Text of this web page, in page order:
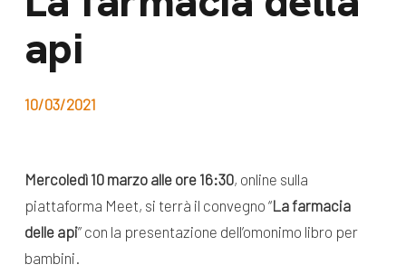
api
10/03/2021
Mercoledì 10 marzo alle ore 16:30, online sulla
piattaforma Meet, si terrà il convegno “La farmacia
delle api” con la presentazione dell’omonimo libro per
bambini.
Lavora con noi
Bilancio di
missione
appuntamenti
News
Appuntamenti
dal Sud
Videomagazine
e blog progetti